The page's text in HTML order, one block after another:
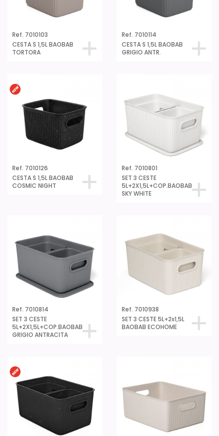
Ref. 7010103
CESTA S 1,5L BAOBAB
TORTORA
Ref. 7010114
CESTA S 1,5L BAOBAB
GRIGIO ANTR.
Ref. 7010126
CESTA S 1,5L BAOBAB
COSMIC NIGHT
Ref. 7010801
SET 3 CESTE
5L+2X1,5L+COP.BAOBAB
SKY WHITE
Ref. 7010814
SET 3 CESTE
5L+2X1,5L+COP.BAOBAB
GRIGIO ANTRACITA
Ref. 7010938
SET 3 CESTE 5L+2x1,5L
BAOBAB ECOHOME